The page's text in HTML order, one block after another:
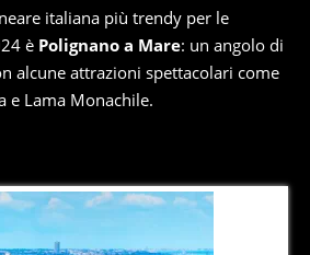
italiana più trendy per le
è Polignano a Mare: un angolo di
alcune attrazioni spettacolari come
e Lama Monachile.